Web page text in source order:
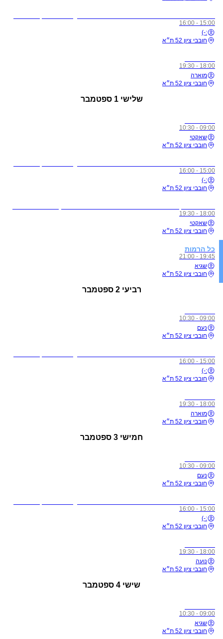
15:00 - 16:00
:-)
חובבי ציון 52 ת״א
18:00 - 19:30
מוארה
חובבי ציון 52 ת״א
שלישי 1 ספטמבר
09:00 - 10:30
שאקטי
חובבי ציון 52 ת״א
15:00 - 16:00
:-)
חובבי ציון 52 ת״א
18:00 - 19:30
שאקטי
חובבי ציון 52 ת״א
כל הרמות
19:45 - 21:00
שגיא
חובבי ציון 52 ת״א
רביעי 2 ספטמבר
09:00 - 10:30
נעם
חובבי ציון 52 ת״א
15:00 - 16:00
:-)
חובבי ציון 52 ת״א
18:00 - 19:30
מוארה
חובבי ציון 52 ת״א
חמישי 3 ספטמבר
09:00 - 10:30
נעם
חובבי ציון 52 ת״א
15:00 - 16:00
:-)
חובבי ציון 52 ת״א
18:00 - 19:30
נועה
חובבי ציון 52 ת״א
שישי 4 ספטמבר
09:00 - 10:30
שגיא
חובבי ציון 52 ת״א